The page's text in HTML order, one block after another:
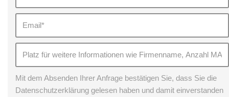
Mit dem Absenden Ihrer Anfrage bestätigen Sie, dass Sie die
Datenschutzerklärung gelesen haben und damit einverstanden